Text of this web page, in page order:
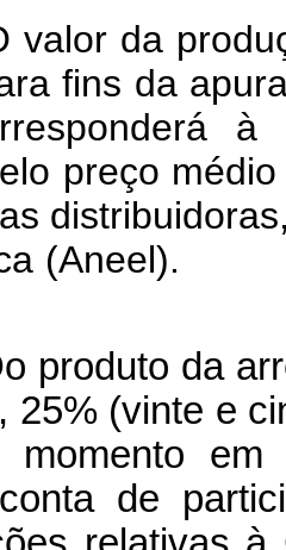
da
fins da
à
preço
produto da
25% (vinte e
momento
de